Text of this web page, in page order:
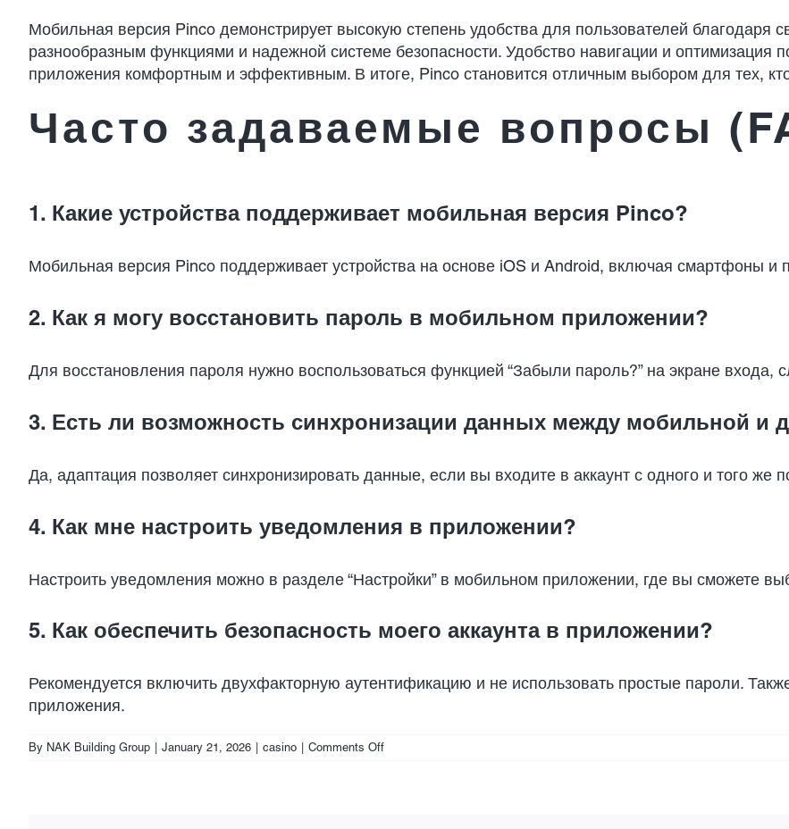
Мобильная версия Pinco демонстрирует высокую степень удобства для пользователей благодаря
разнообразным функциями и надежной системе безопасности. Удобство навигации и оптимизация
приложения комфортным и эффективным. В итоге, Pinco становится отличным выбором для тех, кто
Часто задаваемые вопросы
1. Какие устройства поддерживает мобильная версия Pinco?
Мобильная версия Pinco поддерживает устройства на основе iOS и Android, включая смартфоны и
2. Как я могу восстановить пароль в мобильном приложении?
Для восстановления пароля нужно воспользоваться функцией “Забыли пароль?” на экране входа,
3. Есть ли возможность синхронизации данных между мобильной и
Да, адаптация позволяет синхронизировать данные, если вы входите в аккаунт с одного и того же
4. Как мне настроить уведомления в приложении?
Настроить уведомления можно в разделе “Настройки” в мобильном приложении, где вы сможете
5. Как обеспечить безопасность моего аккаунта в приложении?
Рекомендуется включить двухфакторную аутентификацию и не использовать простые пароли.
приложения.
By NAK Building Group January 21, 2026 casino Comments Offon